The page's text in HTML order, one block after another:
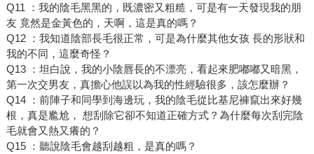
Q11 ：我的陰毛黑黑的，既濃密又粗糙，可是有一天發現我的朋
友 竟然是金黃色的，天啊，這是真的嗎？
Q12 ：我知道陰部長毛很正常，可是為什麼其他女孩 長的形狀和
我的不同，這麼奇怪？
Q13 ：坦白說，我的小陰唇長的不漂亮，看起來肥嘟嘟又暗黑，
第一次交男友，真擔心他誤以為我的性經驗很多，該怎麼辦？
Q14 ：前陣子和同學到海邊玩，我的陰毛從比基尼褲竄出來好幾
根，真是尷尬， 想刮除它卻不知道正確方式？為什麼每次刮完陰
毛就會又熱又癢的？
Q15 ：聽說陰毛會越刮越粗，是真的嗎？